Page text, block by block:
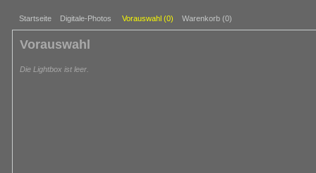
Startseite Digitale-Photos Vorauswahl (0) Warenkorb (0)
Vorauswahl
Die Lightbox ist leer.